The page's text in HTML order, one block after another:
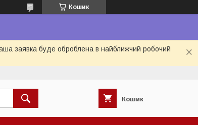
Кошик
заявка буде оброблена в найближчий робочий
Кошик